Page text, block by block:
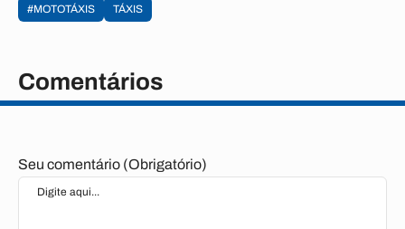
#MOTOTÁXIS TÁXIS
Comentários
Seu comentário (Obrigatório)